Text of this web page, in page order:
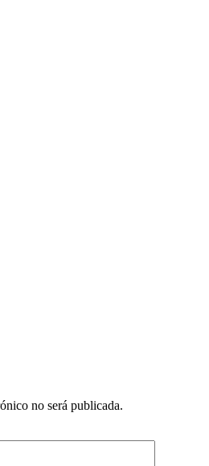
no será publicada.